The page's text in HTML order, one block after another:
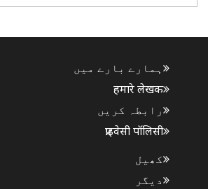
ہمارے بارے میں
हमारे लेखक
رابطہ کریں
प्राइवेसी पॉलिसी
کھیل
دیگر